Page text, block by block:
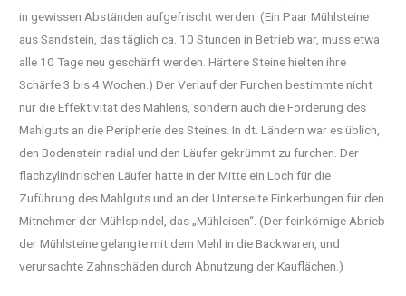
in gewissen Abständen aufgefrischt werden. (Ein Paar Mühlsteine
aus Sandstein, das täglich ca. 10 Stunden in Betrieb war, muss etwa
alle 10 Tage neu geschärft werden. Härtere Steine hielten ihre
Schärfe 3 bis 4 Wochen.) Der Verlauf der Furchen bestimmte nicht
nur die Effektivität des Mahlens, sondern auch die Förderung des
Mahlguts an die Peripherie des Steines. In dt. Ländern war es üblich,
den Bodenstein radial und den Läufer gekrümmt zu furchen. Der
flachzylindrischen Läufer hatte in der Mitte ein Loch für die
Zuführung des Mahlguts und an der Unterseite Einkerbungen für den
Mitnehmer der Mühlspindel, das „Mühleisen“. (Der feinkörnige Abrieb
der Mühlsteine gelangte mit dem Mehl in die Backwaren, und
verursachte Zahnschäden durch Abnutzung der Kauflächen.)